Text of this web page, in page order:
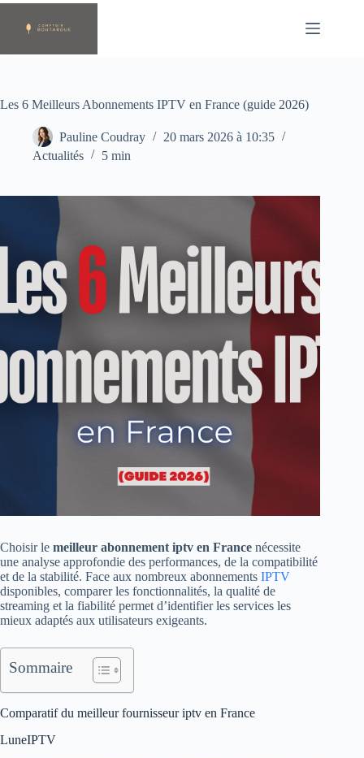
Passer
contenu
Les 6 Meilleurs Abonnements IPTV en France (guide 2026)
Pauline Coudray
20 mars 2026 à 10:35
Actualités
5 min
Choisir le meilleur abonnement iptv en France nécessite
une analyse approfondie des performances, de la compatibilité
et de la stabilité. Face aux nombreux abonnements IPTV
disponibles, comparer les fonctionnalités, la qualité de
streaming et la fiabilité permet d’identifier les services les
mieux adaptés aux utilisateurs exigeants.
Sommaire
Comparatif du meilleur fournisseur iptv en France
LuneIPTV